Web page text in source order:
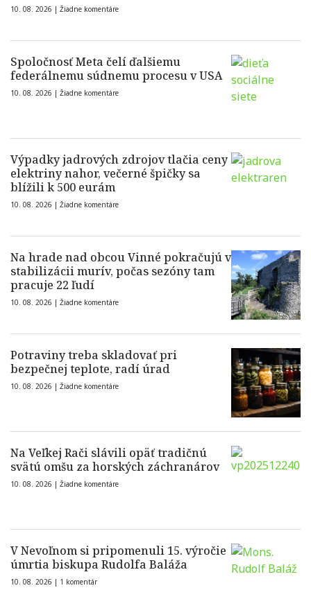
10. 08. 2026 | Žiadne komentáre
Spoločnosť Meta čelí ďalšiemu
federálnemu súdnemu procesu v USA
10. 08. 2026 | Žiadne komentáre
Výpadky jadrových zdrojov tlačia ceny
elektriny nahor, večerné špičky sa
blížili k 500 eurám
10. 08. 2026 | Žiadne komentáre
Na hrade nad obcou Vinné pokračujú v
stabilizácii murív, počas sezóny tam
pracuje 22 ľudí
10. 08. 2026 | Žiadne komentáre
Potraviny treba skladovať pri
bezpečnej teplote, radí úrad
10. 08. 2026 | Žiadne komentáre
Na Veľkej Rači slávili opäť tradičnú
svätú omšu za horských záchranárov
10. 08. 2026 | Žiadne komentáre
V Nevoľnom si pripomenuli 15. výročie
úmrtia biskupa Rudolfa Baláža
10. 08. 2026 | 1 komentár